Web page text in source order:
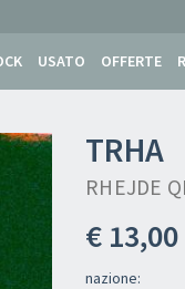
USATO OFFERTE
TRHA
RHEJDE
€ 13,00
nazione: